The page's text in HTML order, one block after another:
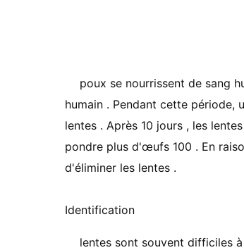
poux se nourrissent de sang
humain . Pendant cette
lentes . Après 10 jours , les
pondre plus d'œufs 100 . En
d'éliminer les lentes .
Identification
lentes sont souvent difficiles